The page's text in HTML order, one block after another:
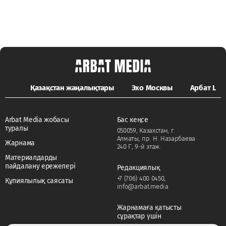
Қазақстан жаңалықтары Эхо Москвы Арбат LIFE
Arbat Media жобасы
туралы
Жарнама
Материалдарды
пайдалану ережелері
Құпиялылық саясаты
Бас кеңсе
050059, Казахстан, г.
Алматы, пр. Н. Назарбаева
240 Г, 9-й этаж.
Редакциялық
+7 (706) 400 0450,
info@arbat.media
Жарнамаға қатысты
сұрақтар үшін